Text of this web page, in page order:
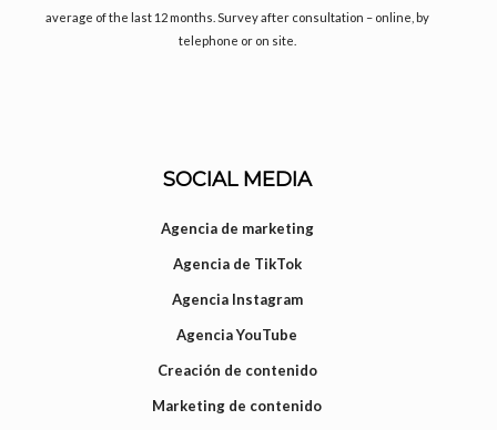
average of the last 12 months. Survey after consultation – online, by
telephone or on site.
SOCIAL MEDIA
Agencia de marketing
Agencia de TikTok
Agencia Instagram
Agencia YouTube
Creación de contenido
Marketing de contenido